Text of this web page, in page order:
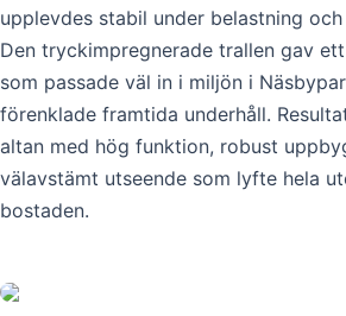
upplevdes stabil under belastning
Den tryckimpregnerade trallen gav
som passade väl in i miljön i
förenklade framtida underhåll.
altan med hög funktion, robust
välavstämt utseende som lyfte hela
bostaden.